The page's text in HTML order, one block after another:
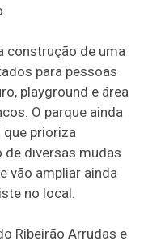
construção de uma
para pessoas
playground e área
O parque ainda
que prioriza
de diversas mudas
vão ampliar ainda
no local.
Ribeirão Arrudas e